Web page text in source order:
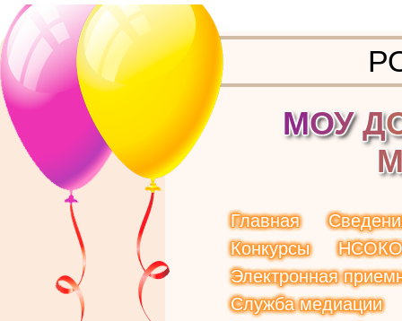
МОУ Д
Главная
Конкурсы
НСОКО
Электронная
Служба медиации